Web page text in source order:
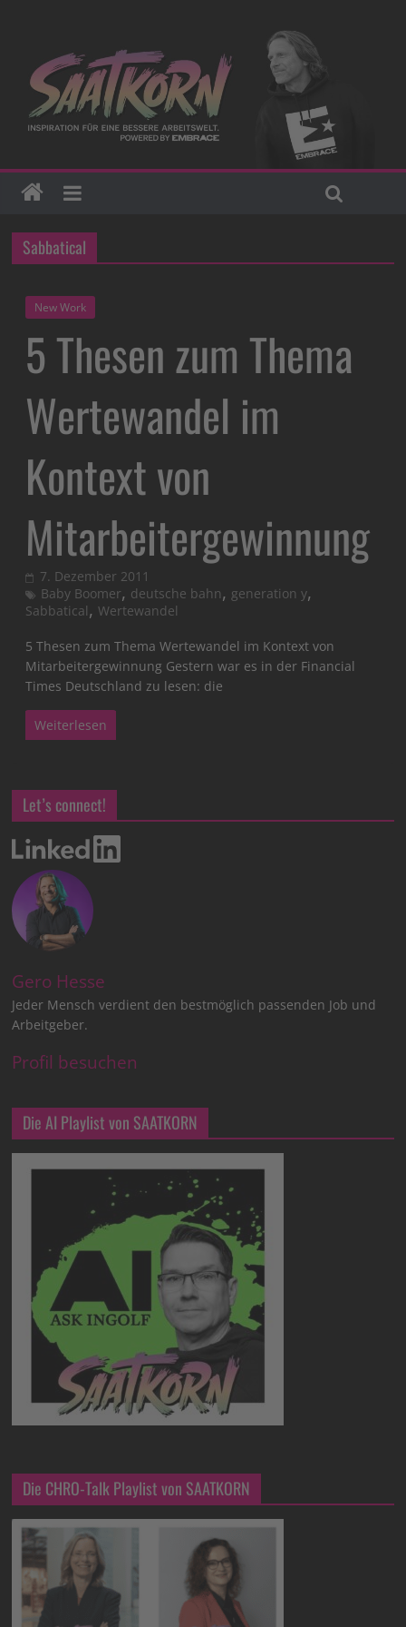
Sabbatical
New Work
5 Thesen zum Thema
Wertewandel im
Kontext von
Mitarbeitergewinnung
7. Dezember 2011
Baby Boomer, deutsche bahn, generation y,
Sabbatical,Wertewandel
5 Thesen zum Thema Wertewandel im Kontext von
Mitarbeitergewinnung Gestern war es in der Financial
Times Deutschland zu lesen: die
Weiterlesen
Let’s connect!
Gero Hesse
Jeder Mensch verdient den bestmöglich passenden Job und
Arbeitgeber.
Profil besuchen
Die AI Playlist von SAATKORN
Die CHRO-Talk Playlist von SAATKORN